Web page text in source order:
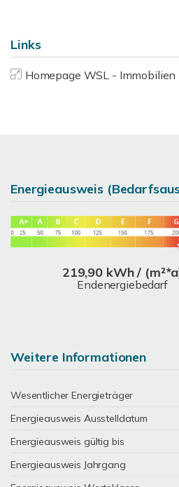
Links
Homepage WSL - Immobilien
Energieausweis
219,90 kWh /
Endenergiebedarf
Weitere Informationen
Wesentlicher Energieträger
Energieausweis Ausstelldatum
Energieausweis gültig bis
Energieausweis Jahrgang